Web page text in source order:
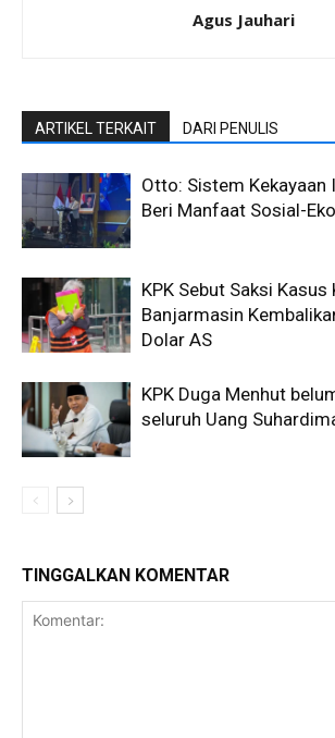
Agus Jauhari
ARTIKEL TERKAIT DARI PENULIS
Otto: Sistem Kekayaan
Beri Manfaat Sosial-
KPK Sebut Saksi Kasus
Banjarmasin
Dolar AS
KPK Duga Menhut
seluruh Uang
TINGGALKAN KOMENTAR